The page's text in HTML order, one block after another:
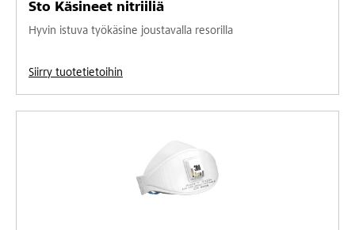
Sto Käsineet nitriiliä
Hyvin istuva työkäsine joustavalla resorilla
Siirry tuotetietoihin